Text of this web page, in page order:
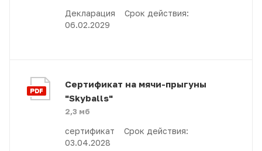
Декларация Срок действия:
06.02.2029
Сертификат на мячи-прыгуны
"Skyballs"
2,3 мб
сертификат Срок действия:
03.04.2028